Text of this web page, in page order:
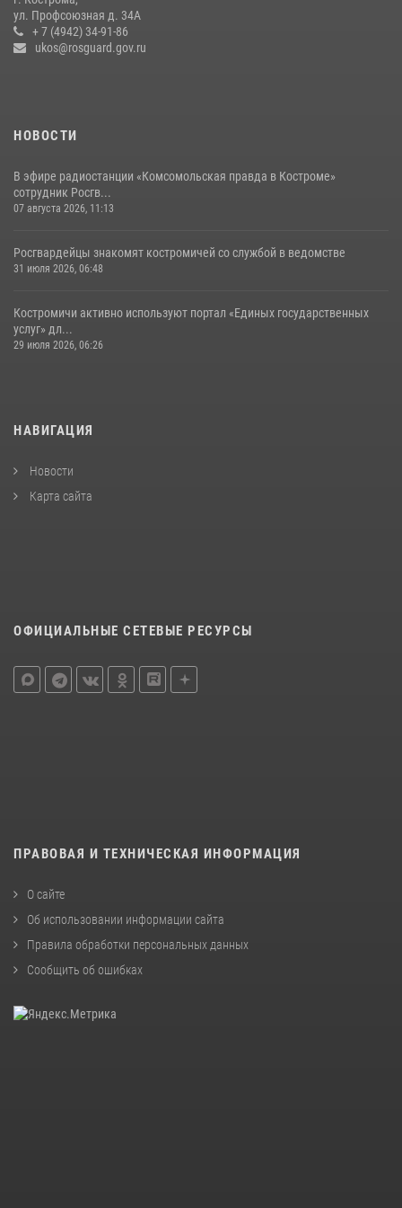
Росгвардейцы знакомят костромичей со службой в ведомстве
31 июля 2026, 06:48
ул. Профсоюзная д. 34А
+ 7 (4942) 34-91-86
ukos@rosguard.gov.ru
НОВОСТИ
В эфире радиостанции «Комсомольская правда в Костроме»
сотрудник Росгв...
07 августа 2026, 11:13
Росгвардейцы знакомят костромичей со службой в ведомстве
31 июля 2026, 06:48
Костромичи активно используют портал «Единых государственных
услуг» дл...
29 июля 2026, 06:26
НАВИГАЦИЯ
Новости
Карта сайта
ОФИЦИАЛЬНЫЕ СЕТЕВЫЕ РЕСУРСЫ
ПРАВОВАЯ И ТЕХНИЧЕСКАЯ ИНФОРМАЦИЯ
О сайте
Об использовании информации сайта
Правила обработки персональных данных
Сообщить об ошибках